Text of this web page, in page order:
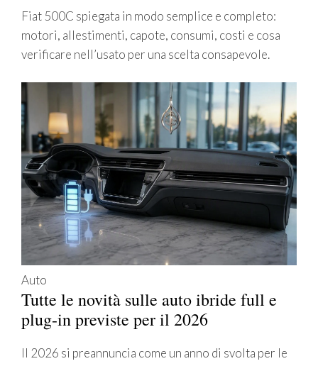
Fiat 500C spiegata in modo semplice e completo:
motori, allestimenti, capote, consumi, costi e cosa
verificare nell’usato per una scelta consapevole.
Auto
Tutte le novità sulle auto ibride full e
plug-in previste per il 2026
Il 2026 si preannuncia come un anno di svolta per le